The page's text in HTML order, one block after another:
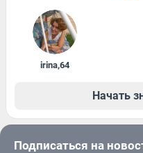
irina,64
Начать
Подписаться на